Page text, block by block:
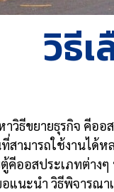
วิธี
วิธีขยายธุรกิจ คีออ
ามารถใช้งานได้ห
คีออสประเภทต่าง
อแนะนำ วิธีพิจารณ